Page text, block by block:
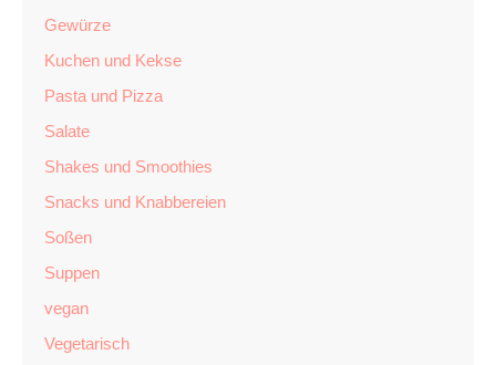
Gewürze
Kuchen und Kekse
Pasta und Pizza
Salate
Shakes und Smoothies
Snacks und Knabbereien
Soßen
Suppen
vegan
Vegetarisch